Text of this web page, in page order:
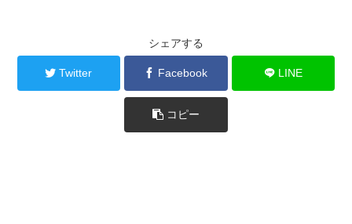
シェアする
Twitter Facebook LINE
コピー